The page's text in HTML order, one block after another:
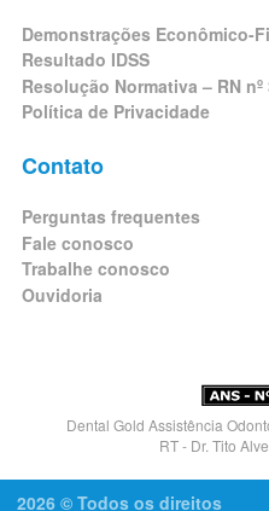
Demonstrações Econômico-
Resultado IDSS
Resolução Normativa – RN nº
Política de Privacidade
Contato
Perguntas frequentes
Fale conosco
Trabalhe conosco
Ouvidoria
Dental Gold Assistência
RT - Dr. Tito
2026 © Todos os direitos